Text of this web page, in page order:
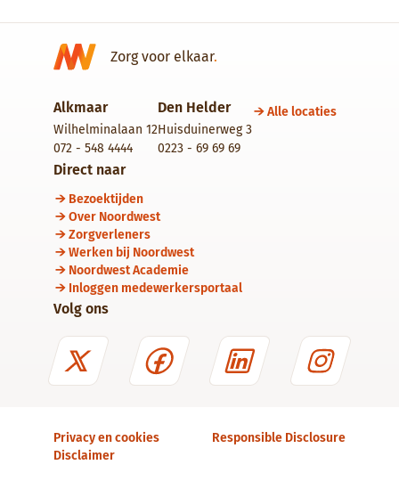
Zorg voor elkaar.
Alkmaar
Wilhelminalaan 12
072 - 548 4444
Den Helder
Huisduinerweg 3
0223 - 69 69 69
Alle locaties
Direct naar
Bezoektijden
Over Noordwest
Zorgverleners
Werken bij Noordwest
Noordwest Academie
Inloggen medewerkersportaal
Volg ons
Privacy en cookies
Responsible Disclosure
Disclaimer